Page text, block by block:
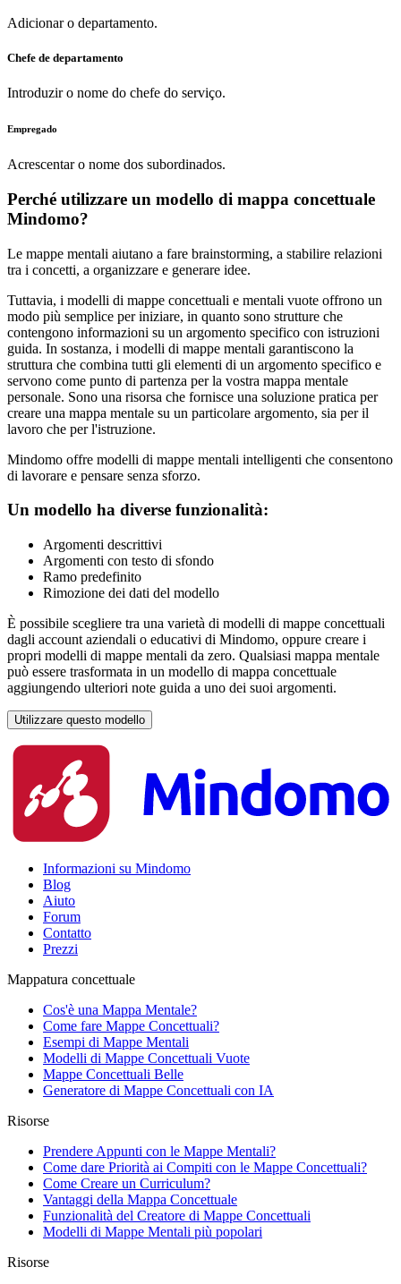
Adicionar o departamento.
Chefe de departamento
Introduzir o nome do chefe do serviço.
Empregado
Acrescentar o nome dos subordinados.
Perché utilizzare un modello di mappa concettuale
Mindomo?
Le mappe mentali aiutano a fare brainstorming, a stabilire relazioni
tra i concetti, a organizzare e generare idee.
Tuttavia, i modelli di mappe concettuali e mentali vuote offrono un
modo più semplice per iniziare, in quanto sono strutture che
contengono informazioni su un argomento specifico con istruzioni
guida. In sostanza, i modelli di mappe mentali garantiscono la
struttura che combina tutti gli elementi di un argomento specifico e
servono come punto di partenza per la vostra mappa mentale
personale. Sono una risorsa che fornisce una soluzione pratica per
creare una mappa mentale su un particolare argomento, sia per il
lavoro che per l'istruzione.
Mindomo offre modelli di mappe mentali intelligenti che consentono
di lavorare e pensare senza sforzo.
Un modello ha diverse funzionalità:
Argomenti descrittivi
Argomenti con testo di sfondo
Ramo predefinito
Rimozione dei dati del modello
È possibile scegliere tra una varietà di modelli di mappe concettuali
dagli account aziendali o educativi di Mindomo, oppure creare i
propri modelli di mappe mentali da zero. Qualsiasi mappa mentale
può essere trasformata in un modello di mappa concettuale
aggiungendo ulteriori note guida a uno dei suoi argomenti.
Utilizzare questo modello
Informazioni su Mindomo
Blog
Aiuto
Forum
Contatto
Prezzi
Mappatura concettuale
Cos'è una Mappa Mentale?
Come fare Mappe Concettuali?
Esempi di Mappe Mentali
Modelli di Mappe Concettuali Vuote
Mappe Concettuali Belle
Generatore di Mappe Concettuali con IA
Risorse
Prendere Appunti con le Mappe Mentali?
Come dare Priorità ai Compiti con le Mappe Concettuali?
Come Creare un Curriculum?
Vantaggi della Mappa Concettuale
Funzionalità del Creatore di Mappe Concettuali
Modelli di Mappe Mentali più popolari
Risorse